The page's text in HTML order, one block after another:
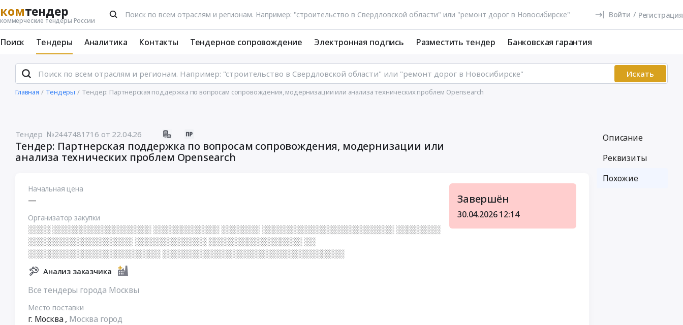
комтендер
коммерческие тендеры России
Войти / Регистрация
Поиск Тендеры Аналитика Контакты Тендерное сопровождение Электронная подпись Разместить тендер Банковская гарантия
Искать
Главная Тендеры Тендер: Партнерская поддержка по вопросам сопровождения, модернизации или анализа технических проблем Opensearch
Тендер №2447481716 от 22.04.26
Тендер: Партнерская поддержка по вопросам сопровождения, модернизации или
анализа технических проблем Opensearch
Начальная цена
—
Организатор закупки
░░░░ ░░░░░░░░░░░░░░░░░░ ░░░░░░░░░░░░ ░░░░░░░ ░░░░░░░░░░░░░░░░░░░░░░░░ ░░░░░░░░
░░░░░░░░░░░░░░░░░░░ ░░░░░░░░░░░░░ ░░░░░░░░░░░░░░░░░ ░░
░░░░░░░░░░░░░░░░░░░░░░░░ ░░░░░░░░░░░░░░░░░░░░░░░░░░░░░░░░░
Анализ заказчика
Все тендеры города Москвы
Место поставки
г. Москва, Москва город
Завершён
30.04.2026 12:14
Описание
Реквизиты
Похожие